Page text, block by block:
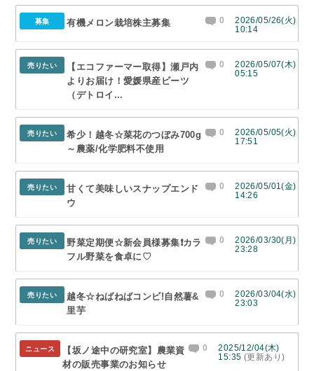
募集 有機メロン栽培株主募集 0
2026/05/26(火)
10:14
売りたい
【エコファーマー取得】瀬戸内
よりお届け！愛媛県産ビーツ
（デトロイ...
0
2026/05/07(木)
05:15
売りたい
希少！越冬☆菜花のつぼみ700g
～農薬/化学肥料不使用
0
2026/05/05(火)
17:51
売りたい
甘くて美味しいスナップエンド
ウ
0
2026/05/01(金)
14:26
売りたい
野菜定期便☆新会員様募集❗カラ
フル野菜を食卓に♡
0
2026/03/30(月)
23:28
売りたい
越冬☆ねばねばコンビ!自然薯&
里芋
0
2026/03/04(水)
23:03
ニュース
【坂ノ途中の研究室】農業資
材の販売事業のお知らせ
0
2025/12/04(木)
15:35 (更新あり)